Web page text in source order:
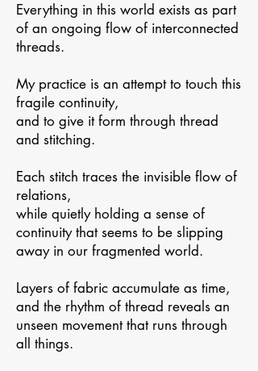
Everything in this world exists as part
of an ongoing flow of interconnected
threads.
My practice is an attempt to touch this
fragile continuity,
and to give it form through thread
and stitching.
Each stitch traces the invisible flow of
relations,
while quietly holding a sense of
continuity that seems to be slipping
away in our fragmented world.
Layers of fabric accumulate as time,
and the rhythm of thread reveals an
unseen movement that runs through
all things.